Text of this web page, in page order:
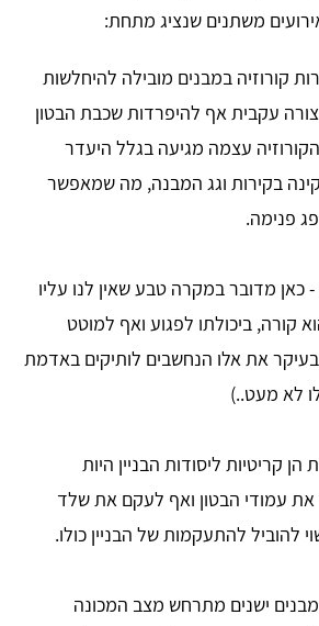
משתנים שנציג מתחת:
קורוזיה במבנים מובילה להיחלשות
עקבית אף להיפרדות שכבת הבטון
עצמה מגיעה בגלל היעדר
בקירות וגג המבנה, מה שמאפשר
פנימה.
- כאן מדובר במקרה טבע שאין לנו עליו
קורה, ביכולתו לפגוע ואף למוטט
את אלו הנחשבים לותיקים באדמת
לא מעט..)
הן קריטיות ליסודות הבניין היות
את עמודי הבטון ואף לעקם את שלד
להוביל להתעקמות של הבניין כולו.
ישנים מתרחש מצב המכונה